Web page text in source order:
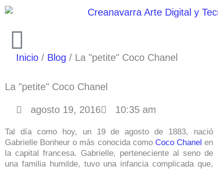
Ir
contenido
Inicio Blog La "petite" Coco Chanel
La "petite" Coco Chanel
agosto 19, 2016 10:35 am
Tal día como hoy, un 19 de agosto de 1883, nació
Gabrielle Bonheur o más conocida como Coco Chanel en
la capital francesa. Gabrielle, perteneciente al seno de
una familia humilde, tuvo una infancia complicada que,